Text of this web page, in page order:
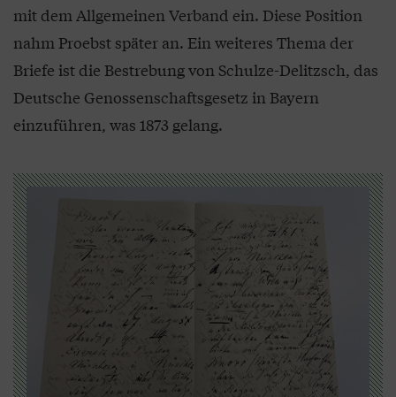
mit dem Allgemeinen Verband ein. Diese Position
nahm Proebst später an. Ein weiteres Thema der
Briefe ist die Bestrebung von Schulze-Delitzsch, das
Deutsche Genossenschaftsgesetz in Bayern
einzuführen, was 1873 gelang.